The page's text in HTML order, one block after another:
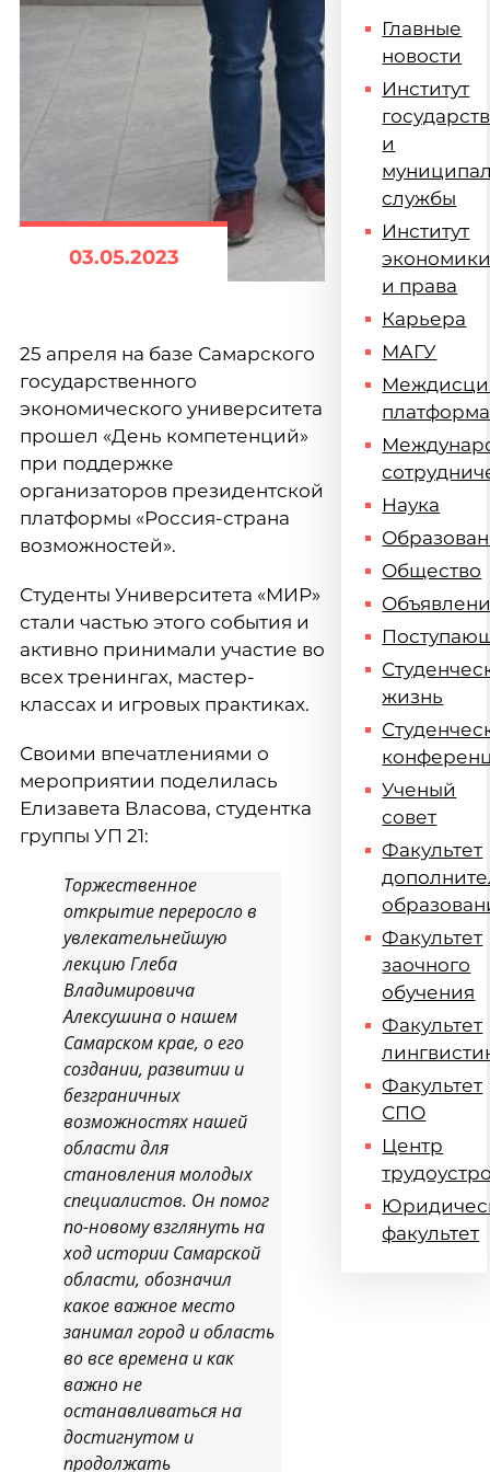
03.05.2023
25 апреля на базе Самарского
государственного
экономического университета
прошел «День компетенций»
при поддержке
организаторов президентской
платформы «Россия-страна
возможностей».
Студенты Университета «МИР»
стали частью этого события и
активно принимали участие во
всех тренингах, мастер-
классах и игровых практиках.
Своими впечатлениями о
мероприятии поделилась
Елизавета Власова, студентка
группы УП 21:
Торжественное
открытие переросло в
увлекательнейшую
лекцию Глеба
Владимировича
Алексушина о нашем
Самарском крае, о его
создании, развитии и
безграничных
возможностях нашей
области для
становления молодых
специалистов. Он помог
по-новому взглянуть на
ход истории Самарской
области, обозначил
какое важное место
занимал город и область
во все времена и как
важно не
останавливаться на
достигнутом и
продолжать
Главные
новости
Институт
и
службы
Институт
и права
Карьера
МАГУ
платформа
Наука
Общество
жизнь
Ученый
совет
Факультет
Факультет
заочного
обучения
Факультет
Факультет
СПО
Центр
факультет